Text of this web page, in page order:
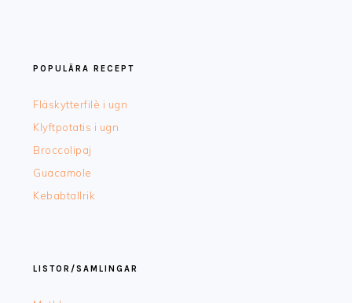
POPULÄRA RECEPT
Fläskytterfilè i ugn
Klyftpotatis i ugn
Broccolipaj
Guacamole
Kebabtallrik
LISTOR/SAMLINGAR